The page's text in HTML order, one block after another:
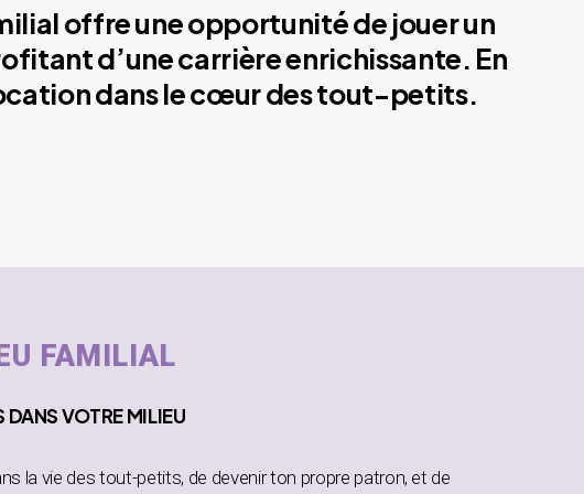
offre une opportunité de jouer un
d’une carrière enrichissante. En
dans le cœur des tout-petits.
FAMILIAL
DANSVOTRE MILIEU
la vie des tout-petits, de devenir ton propre patron, et de